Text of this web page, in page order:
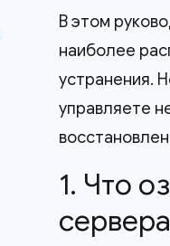
В этом
наиболее
устранения.
управляете
1. Что